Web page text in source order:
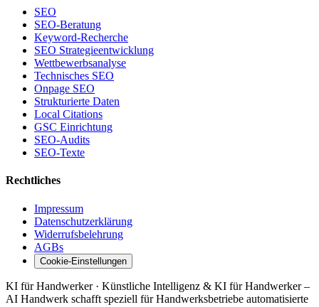
SEO
SEO-Beratung
Keyword-Recherche
SEO Strategieentwicklung
Wettbewerbsanalyse
Technisches SEO
Onpage SEO
Strukturierte Daten
Local Citations
GSC Einrichtung
SEO-Audits
SEO-Texte
Rechtliches
Impressum
Datenschutzerklärung
Widerrufsbelehrung
AGBs
Cookie-Einstellungen
KI für Handwerker · Künstliche Intelligenz & KI für Handwerker –
AI Handwerk schafft speziell für Handwerksbetriebe automatisierte